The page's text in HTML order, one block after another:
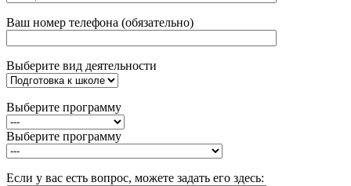
Ваш номер телефона (обязательно)
Выберите вид деятельности
Выберите программу
Выберите программу
Если у вас есть вопрос, можете задать его здесь: